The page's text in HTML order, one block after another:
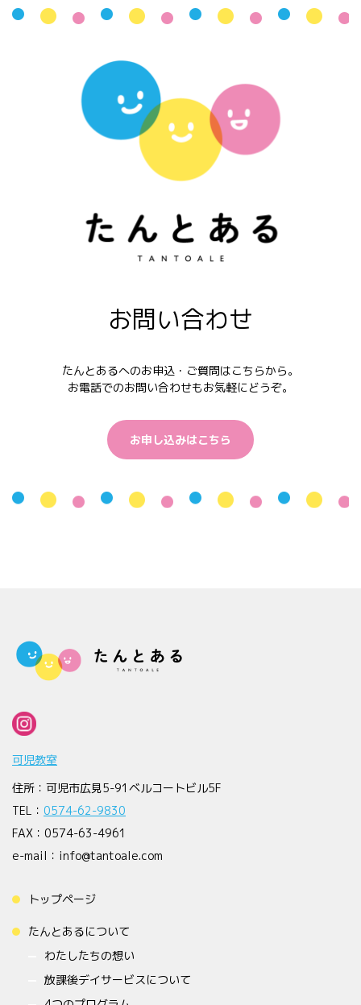
お問い合わせ
たんとあるへのお申込・ご質問はこちらから。
お電話でのお問い合わせもお気軽にどうぞ。
お申し込みはこちら
可児教室
住所：可児市広見5-91ベルコートビル5F
TEL： 0574-62-9830
FAX：0574-63-4961
e-mail：info@tantoale.com
トップページ
たんとあるについて
わたしたちの想い
放課後デイサービスについて